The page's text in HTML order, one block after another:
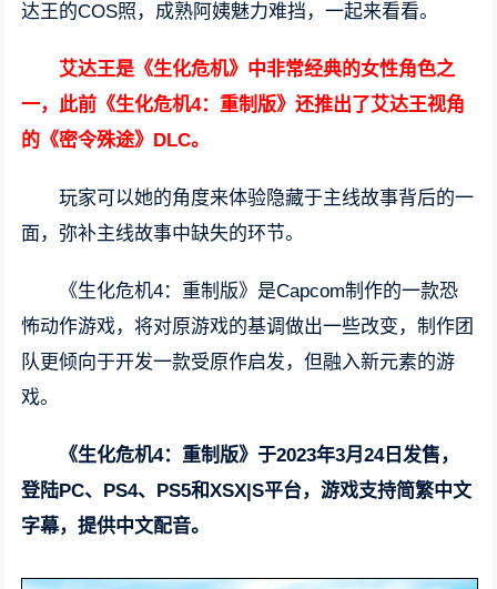
达王的COS照，成熟阿姨魅力难挡，一起来看看。
艾达王是《生化危机》中非常经典的女性角色之
一，此前《生化危机4：重制版》还推出了艾达王视角
的《密令殊途》DLC。
玩家可以她的角度来体验隐藏于主线故事背后的一
面，弥补主线故事中缺失的环节。
《生化危机4：重制版》是Capcom制作的一款恐
怖动作游戏，将对原游戏的基调做出一些改变，制作团
队更倾向于开发一款受原作启发，但融入新元素的游
戏。
《生化危机4：重制版》于2023年3月24日发售，
登陆PC、PS4、PS5和XSX|S平台，游戏支持简繁中文
字幕，提供中文配音。